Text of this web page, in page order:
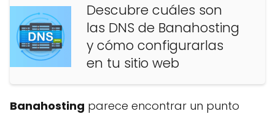
Descubre cuáles son
las DNS de Banahosting
y cómo configurarlas
en tu sitio web
Banahosting parece encontrar un punto